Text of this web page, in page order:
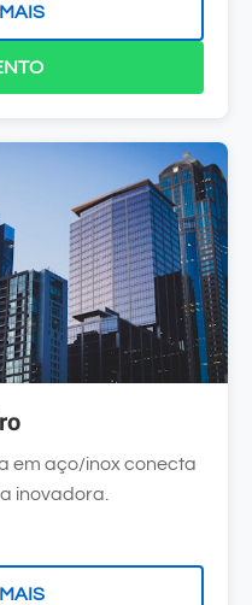
em aço/inox conecta
inovadora.